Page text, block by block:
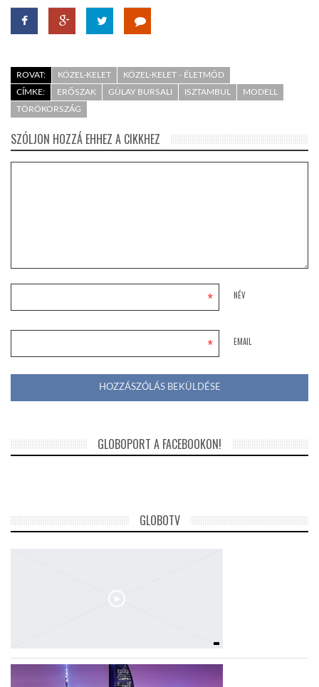
ROVAT: KÖZEL-KELET
KÖZEL-KELET - ÉLETMÓD
CÍMKE:
ERŐSZAK GÜLAY BURSALI ISZTAMBUL
MODELL
TÖRÖKORSZÁG
SZÓLJON HOZZÁ EHHEZ A CIKKHEZ
NÉV
*
EMAIL
*
GLOBOPORT A FACEBOOKON!
GLOBOTV